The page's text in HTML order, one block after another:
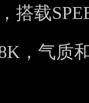
搭载
，气质